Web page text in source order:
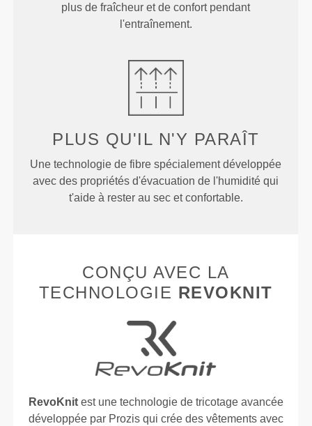
plus de fraîcheur et de confort pendant
l'entraînement.
PLUS QU'IL N'Y PARAÎT
Une technologie de fibre spécialement développée
avec des propriétés d'évacuation de l'humidité qui
t'aide à rester au sec et confortable.
CONÇU AVEC LA
TECHNOLOGIE REVOKNIT
RevoKnitest une technologie de tricotage avancée
développée par Prozis qui crée des vêtements avec